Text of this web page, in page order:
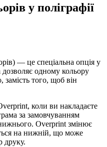
у поліграфії
— це спеціальна опція у
дозволяє одному кольору
замість того, щоб він
коли ви накладаєте
за замовчуванням
нижнього. Overprint змінює
на нижній, що може
друку.